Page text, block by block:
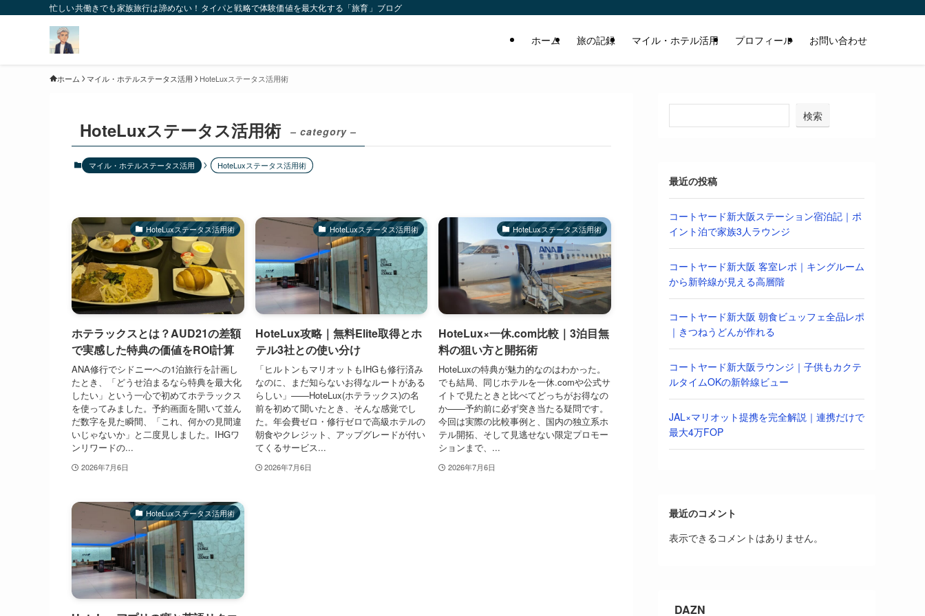
忙しい共働きでも家族旅行は諦めない！タイパと戦略で体験価値を最大化する「旅育」ブログ
ホーム 旅の記録 マイル・ホテル活用 プロフィール お問い合わせ
ホーム マイル・ホテルステータス活用 HoteLuxステータス活用術
HoteLuxステータス活用術 – category –
マイル・ホテルステータス活用 HoteLuxステータス活用術
HoteLuxステータス活用術
ホテラックスとは？AUD21の差額
で実感した特典の価値をROI計算
ANA修行でシドニーへの1泊旅行を計画し
たとき、「どうせ泊まるなら特典を最大化
したい」という一心で初めてホテラックス
を使ってみました。予約画面を開いて並ん
だ数字を見た瞬間、「これ、何かの見間違
いじゃないか」と二度見しました。IHGワ
ンリワードの...
2026年7月6日
HoteLuxステータス活用術
HoteLux攻略｜無料Elite取得とホ
テル3社との使い分け
「ヒルトンもマリオットもIHGも修行済み
なのに、まだ知らないお得なルートがある
らしい」——HoteLux(ホテラックス)の名
前を初めて聞いたとき、そんな感覚でし
た。年会費ゼロ・修行ゼロで高級ホテルの
朝食やクレジット、アップグレードが付い
てくるサービス...
2026年7月6日
HoteLuxステータス活用術
HoteLux×一休.com比較｜3泊目無
料の狙い方と開拓術
HoteLuxの特典が魅力的なのはわかった。
でも結局、同じホテルを一休.comや公式サ
イトで見たときと比べてどっちがお得なの
か——予約前に必ず突き当たる疑問です。
今回は実際の比較事例と、国内の独立系ホ
テル開拓、そして見逃せない限定プロモー
ションまで、...
2026年7月6日
HoteLuxステータス活用術
検索
最近の投稿
コートヤード新大阪ステーション宿泊記｜ポ
イント泊で家族3人ラウンジ
コートヤード新大阪 客室レポ｜キングルーム
から新幹線が見える高層階
コートヤード新大阪 朝食ビュッフェ全品レポ
｜きつねうどんが作れる
コートヤード新大阪ラウンジ｜子供もカクテ
ルタイムOKの新幹線ビュー
JAL×マリオット提携を完全解説｜連携だけで
最大4万FOP
最近のコメント
表示できるコメントはありません。
DAZN